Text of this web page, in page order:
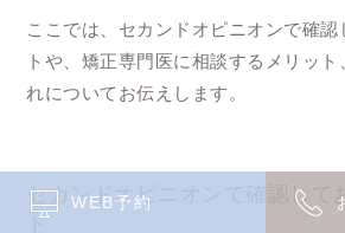
ここでは、セカンドオピニオンで確
トや、矯正専門医に相談するメリッ
れについてお伝えします。
セカンドオピニオンで確認して
ト
WEB予約